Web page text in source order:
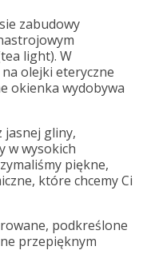
zabudowy
light). W
olejki eteryczne
okienka wydobywa
jasnej gliny,
w wysokich
piękne,
które chcemy Ci
podkreślone
przepięknym